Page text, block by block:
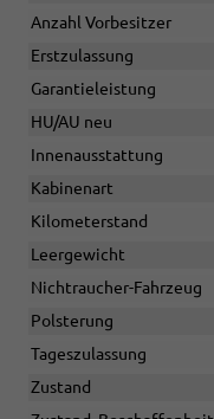
Anzahl Vorbesitzer
Erstzulassung
Garantieleistung
HU/AU neu
Innenausstattung
Kabinenart
Kilometerstand
Leergewicht
Nichtraucher-Fahrzeug
Polsterung
Tageszulassung
Zustand